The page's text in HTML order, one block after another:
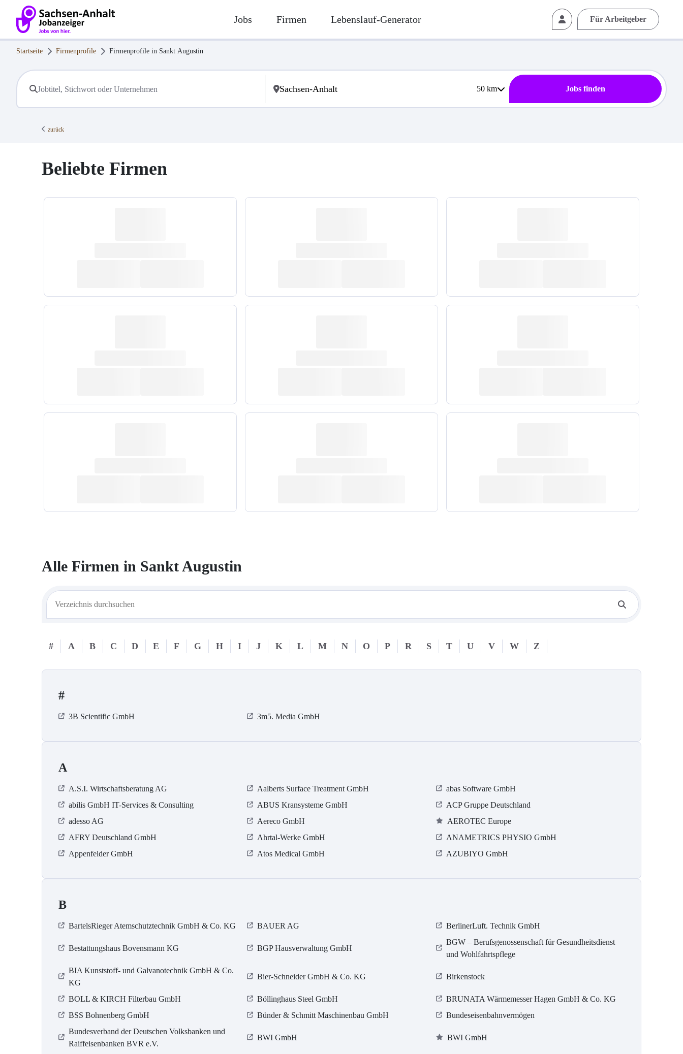
Jobs Firmen Lebenslauf-Generator Für Arbeitgeber
Startseite Firmenprofile Firmenprofile in Sankt Augustin
50km Jobs finden
zurück
Beliebte Firmen
Alle Firmen in Sankt Augustin
# A B C D E F G H I J K L M N O P R S T U V W Z
#
3B Scientific GmbH 3m5. Media GmbH
A
A.S.I. Wirtschaftsberatung AG Aalberts Surface Treatment GmbH
abas Software GmbH
abilis GmbH IT-Services & Consulting
ABUS Kransysteme GmbH
ACP Gruppe Deutschland
adesso AG
Aereco GmbH
AEROTEC Europe
AFRY Deutschland GmbH
Ahrtal-Werke GmbH
ANAMETRICS PHYSIO GmbH
Appenfelder GmbH
Atos Medical GmbH AZUBIYO GmbH
B
BartelsRieger Atemschutztechnik GmbH & Co. KG BAUER AG BerlinerLuft. Technik GmbH
Bestattungshaus Bovensmann KG BGP Hausverwaltung GmbH
BGW – Berufsgenossenschaft für Gesundheitsdienst
und Wohlfahrtspflege
BIA Kunststoff- und Galvanotechnik GmbH & Co.
KG
Bier-Schneider GmbH & Co. KG Birkenstock
BOLL & KIRCH Filterbau GmbH Böllinghaus Steel GmbH
BRUNATA Wärmemesser Hagen GmbH & Co. KG
BSS Bohnenberg GmbH
Bünder & Schmitt Maschinenbau GmbH
Bundeseisenbahnvermögen
Bundesverband der Deutschen Volksbanken und
Raiffeisenbanken BVR e.V.
BWI GmbH BWI GmbH